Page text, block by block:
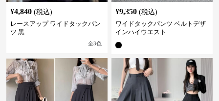
¥4,840 (税込)
レースアップ ワイドタックパン
ツ 黒
全3色
¥9,350 (税込)
ワイドタックパンツ ベルトデザ
インハイウエスト